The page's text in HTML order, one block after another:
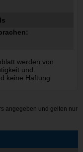
werden von
und
keine Haftung
angegeben und gelten nur